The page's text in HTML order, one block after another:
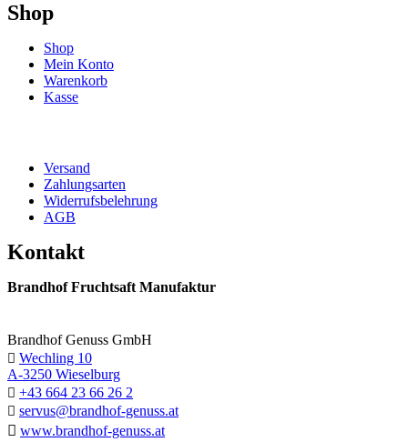
Shop
Shop
Mein Konto
Warenkorb
Kasse
Versand
Zahlungsarten
Widerrufsbelehrung
AGB
Kontakt
Brandhof Fruchtsaft Manufaktur
Brandhof Genuss GmbH
 Wechling 10
A-3250 Wieselburg
 +43 664 23 66 26 2
 servus@brandhof-genuss.at
 www.brandhof-genuss.at